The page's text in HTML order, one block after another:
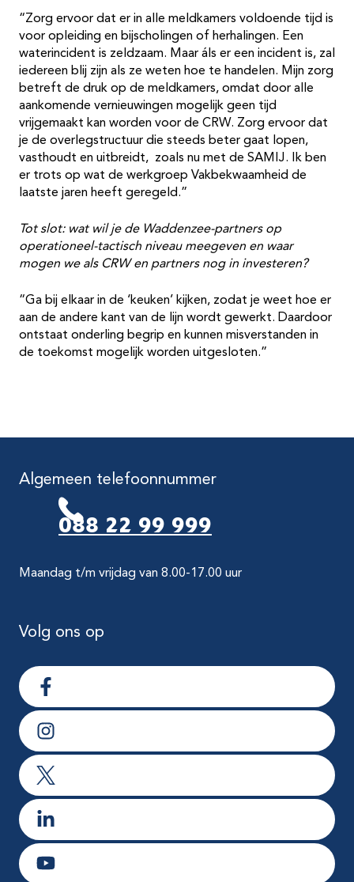
“Zorg ervoor dat er in alle meldkamers voldoende tijd is
voor opleiding en bijscholingen of herhalingen. Een
waterincident is zeldzaam. Maar áls er een incident is, zal
iedereen blij zijn als ze weten hoe te handelen. Mijn zorg
betreft de druk op de meldkamers, omdat door alle
aankomende vernieuwingen mogelijk geen tijd
vrijgemaakt kan worden voor de CRW. Zorg ervoor dat
je de overlegstructuur die steeds beter gaat lopen,
vasthoudt en uitbreidt, zoals nu met de SAMIJ. Ik ben
er trots op wat de werkgroep Vakbekwaamheid de
laatste jaren heeft geregeld.”
Tot slot: wat wil je de Waddenzee-partners op
operationeel-tactisch niveau meegeven en waar
mogen we als CRW en partners nog in investeren?
“Ga bij elkaar in de ‘keuken’ kijken, zodat je weet hoe er
aan de andere kant van de lijn wordt gewerkt. Daardoor
ontstaat onderling begrip en kunnen misverstanden in
de toekomst mogelijk worden uitgesloten.”
Algemeen telefoonnummer
088 22 99 999
Maandag t/m vrijdag van 8.00-17.00 uur
Volg ons op
Ga naar Facebook
Ga naar Instagram
Ga naar X
Ga naar LinkedIn
Ga naar Youtube